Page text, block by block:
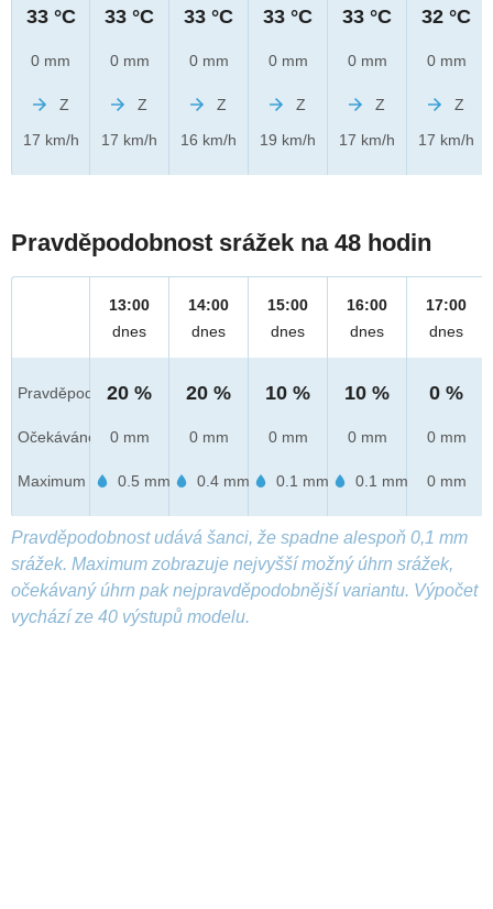
33 °C
0 mm
Z
17 km/h
33 °C
0 mm
Z
17 km/h
33 °C
0 mm
Z
16 km/h
33 °C
0 mm
Z
19 km/h
33 °C
0 mm
Z
17 km/h
32 °C
0 mm
Z
17 km/h
Pravděpodobnost srážek na 48 hodin
Pravděpod.
Očekáváno
Maximum
13:00
dnes
20 %
0 mm
0.5 mm
14:00
dnes
20 %
0 mm
0.4 mm
15:00
dnes
10 %
0 mm
0.1 mm
16:00
dnes
10 %
0 mm
0.1 mm
17:00
dnes
0 %
0 mm
0 mm
Pravděpodobnost udává šanci, že spadne alespoň 0,1 mm
srážek. Maximum zobrazuje nejvyšší možný úhrn srážek,
očekávaný úhrn pak nejpravděpodobnější variantu. Výpočet
vychází ze 40 výstupů modelu.